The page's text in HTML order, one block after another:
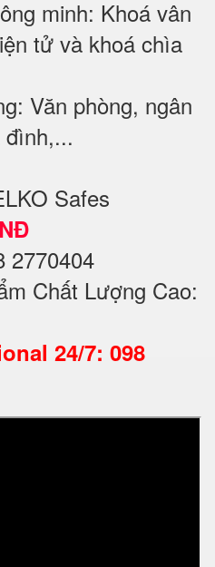
minh: Khoá vân
tử và khoá chìa
Văn phòng, ngân
Safes
2770404
Chất Lượng Cao:
24/7: 098